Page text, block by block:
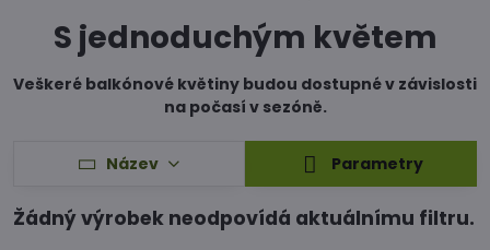
S jednoduchým květem
Veškeré balkónové květiny budou dostupné v závislosti
na počasí v sezóně.
Název Parametry